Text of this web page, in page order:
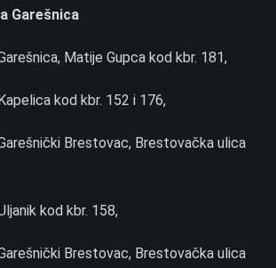
Garešnica
Matije Gupca kod kbr. 181,
kod kbr. 152 i 176,
Brestovac, Brestovačka ulica
kod kbr. 158,
Brestovac, Brestovačka ulica